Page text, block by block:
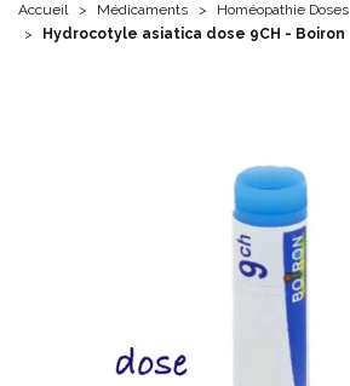
Accueil Médicaments Homéopathie Doses
Hydrocotyle asiatica dose 9CH - Boiron